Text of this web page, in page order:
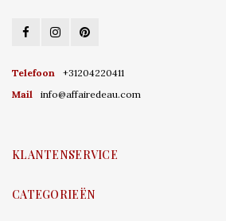
Telefoon
+31204220411
Mail
info@affairedeau.com
KLANTENSERVICE
CATEGORIEËN